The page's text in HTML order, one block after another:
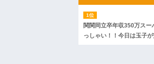
【衝撃】報酬100万
【ネット騒然】惨殺
ｗｗｗｗｗｗｗｗｗｗ
【愕然】白のクラウ
wwwwwwwwwwww
【悲報】佐藤輝明
関関同立卒年収350万スー
っしゃい！！今日は玉子が